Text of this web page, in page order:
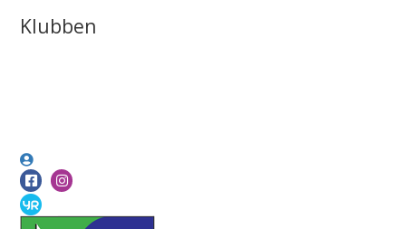
Klubben